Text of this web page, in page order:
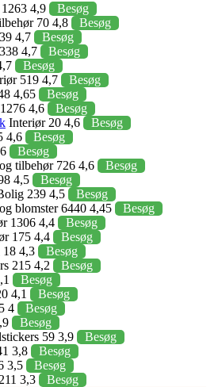
4,9
Besøg
70 4,8
Besøg
4,7
Besøg
4,7
Besøg
Besøg
519 4,7
Besøg
4,65
Besøg
4,6
Besøg
Interiør 20 4,6
Besøg
4,6
Besøg
Besøg
tilbehør 726 4,6
Besøg
4,5
Besøg
239 4,5
Besøg
blomster 6440 4,45
Besøg
1306 4,4
Besøg
175 4,4
Besøg
4,3
Besøg
215 4,2
Besøg
Besøg
4,1
Besøg
4
Besøg
Besøg
59 3,9
Besøg
3,8
Besøg
3,5
Besøg
3,3
Besøg